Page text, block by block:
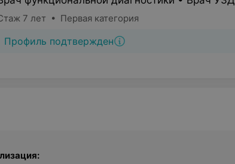
7 лет • Первая категория
Профиль подтвержден